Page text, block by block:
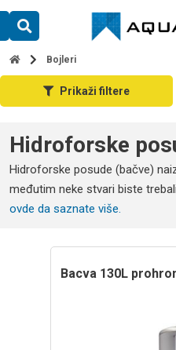
content
Bojleri
Prikaži filtere
Hidroforske
Hidroforske posude (bačve)
međutim neke stvari biste
ovde da saznate više.
bacva 130L